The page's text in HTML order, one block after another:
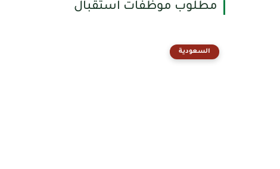
مطلوب موظفات استقبال
السعودية